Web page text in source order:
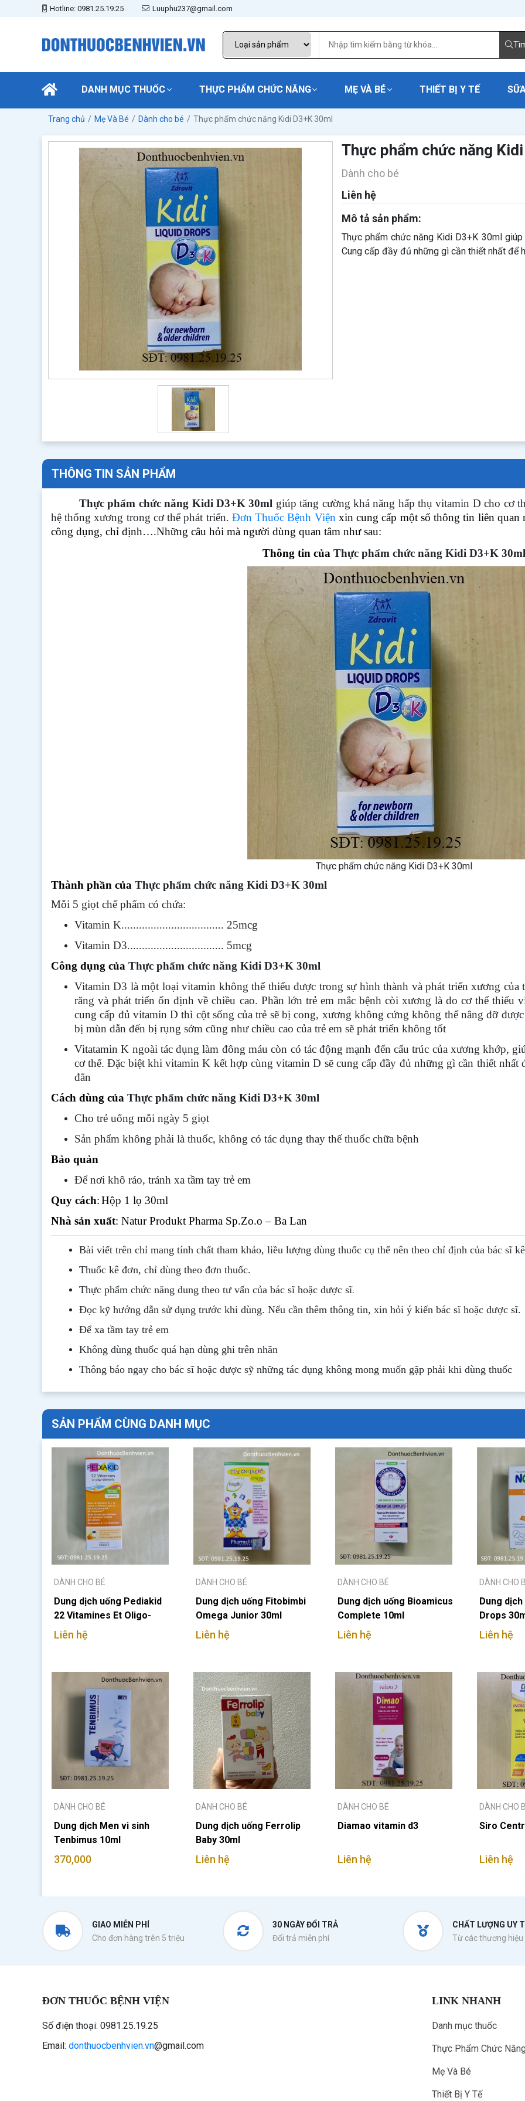
Hotline: 0981.25.19.25 Luuphu237@gmail.com
DANH MỤC THUỐC THỰC PHẨM CHỨC NĂNG MẸ VÀ BÉ THIẾT BỊ Y TẾ
Trang chủ Mẹ Và Bé Dành cho bé Thực phẩm chức năng Kidi D3+K 30ml
Thực phẩm chức năng
Dành cho bé
Liên hệ
Mô tả sản phẩm:
Thực phẩm chức năng Kidi D3+K 30ml
Cung cấp đầy đủ những gì cần thiết nhất để
THÔNG TIN SẢN PHẨM
Thực phẩm chức năng Kidi D3+K 30ml giúp tăng cường khả năng hấp thụ vitamin D cho cơ
hệ thống xương trong cơ thể phát triển. Đơn Thuốc Bệnh Viện xin cung cấp một số thông tin liên quan
công dụng, chỉ định….Những câu hỏi mà người dùng quan tâm như sau:
Thông tin của Thực phẩm chức năng Kidi D3+K 30ml
Thực phẩm chức năng Kidi D3+K 30ml
Thành phần của Thực phẩm chức năng Kidi D3+K 30ml
Mỗi 5 giọt chế phẩm có chứa:
Vitamin K................................... 25mcg
Vitamin D3................................. 5mcg
Công dụng của Thực phẩm chức năng Kidi D3+K 30ml
Vitamin D3 là một loại vitamin không thể thiếu được trong sự hình thành và phát triển xương
răng và phát triển ổn định về chiều cao. Phần lớn trẻ em mắc bệnh còi xương là do cơ thể
cung cấp đủ vitamin D thì cột sống của trẻ sẽ bị cong, xương không cứng không thể nâng đỡ
bị mùn dẫn đến bị rụng sớm cũng như chiều cao của trẻ em sẽ phát triển không tốt
Vitatamin K ngoài tác dụng làm đông máu còn có tác động mạnh đến cấu trúc của xương khớp,
cơ thể. Đặc biệt khi vitamin K kết hợp cùng vitamin D sẽ cung cấp đầy đủ những gì cần thiết nhất
đắn
Cách dùng của Thực phẩm chức năng Kidi D3+K 30ml
Cho trẻ uống mỗi ngày 5 giọt
Sản phẩm không phải là thuốc, không có tác dụng thay thế thuốc chữa bệnh
Bảo quản
Để nơi khô ráo, tránh xa tầm tay trẻ em
Quy cách:Hộp 1 lọ 30ml
Nhà sản xuất: Natur Produkt Pharma Sp.Zo.o – Ba Lan
Bài viết trên chỉ mang tính chất tham khảo, liều lượng dùng thuốc cụ thể nên theo chỉ định của bác sĩ
Thuốc kê đơn, chỉ dùng theo đơn thuốc.
Thực phẩm chức năng dung theo tư vấn của bác sĩ hoặc dược sĩ.
Đọc kỹ hướng dẫn sử dụng trước khi dùng. Nếu cần thêm thông tin, xin hỏi ý kiến bác sĩ hoặc dược sĩ.
Để xa tầm tay trẻ em
Không dùng thuốc quá hạn dùng ghi trên nhãn
Thông báo ngay cho bác sĩ hoặc dược sỹ những tác dụng không mong muốn gặp phải khi dùng thuốc
SẢN PHẨM CÙNG DANH MỤC
DÀNH CHO BÉ
Dung dịch uống Pediakid
22 Vitamines Et Oligo-
elements
Liên hệ
DÀNH CHO BÉ
Dung dịch uống Fitobimbi
Omega Junior 30ml
Liên hệ
DÀNH CHO BÉ
Dung dịch uống Bioamicus
Complete 10ml
Liên hệ
DÀNH CHO
Dung dịch
Drops
Liên hệ
DÀNH CHO BÉ
Dung dịch Men vi sinh
Tenbimus 10ml
370,000
DÀNH CHO BÉ
Dung dịch uống Ferrolip
Baby 30ml
Liên hệ
DÀNH CHO BÉ
Diamao vitamin d3
Liên hệ
DÀNH CHO
Siro
Liên hệ
GIAO MIỄN PHÍ
Cho đơn hàng trên 5 triệu
30 NGÀY ĐỔI TRẢ
Đổi trả miễn phí
CHẤT LƯỢNG UY
Từ các thương hiệu
ĐƠN THUỐC BỆNH VIỆN
Số điện thoại: 0981.25.19.25
Email: donthuocbenhvien.vn@gmail.com
LINK NHANH
Danh mục thuốc
Thực Phẩm Chức
Mẹ Và Bé
Thiết Bị Y Tế